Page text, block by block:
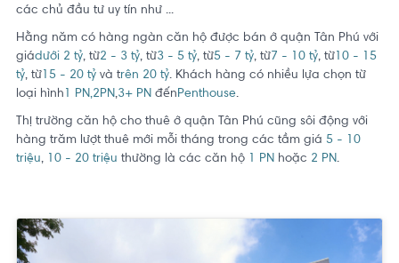
các chủ đầu tư uy tín như ...
Hằng năm có hàng ngàn căn hộ được bán ở quận Tân Phú với
giádưới 2 tỷ, từ2 - 3 tỷ, từ3 - 5 tỷ, từ5 - 7 tỷ, từ7 - 10 tỷ, từ 10 - 15
tỷ, từ 15 - 20 tỷ và trên 20 tỷ. Khách hàng có nhiều lựa chọn từ
loại hình 1 PN,2PN,3+ PN đến Penthouse.
Thị trường căn hộ cho thuê ở quận Tân Phú cũng sôi động với
hàng trăm lượt thuê mới mỗi tháng trong các tầm giá 5 - 10
triệu, 10 - 20 triệu thường là các căn hộ 1 PN hoặc 2 PN.